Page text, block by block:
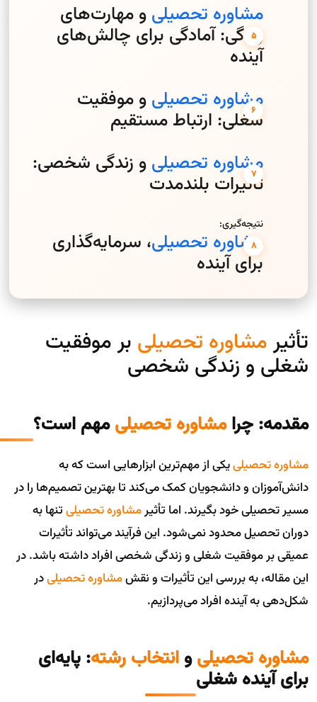
مشاوره تحصیلی و مهارت‌های
زندگی: آمادگی برای چالش‌های
آینده
مشاوره تحصیلی و موفقیت
شغلی: ارتباط مستقیم
مشاوره تحصیلی و زندگی شخصی:
تأثیرات بلندمدت
نتیجه‌گیری:
مشاوره تحصیلی، سرمایه‌گذاری
برای آینده
تأثیرمشاوره تحصیلی بر موفقیت
شغلی و زندگی شخصی
مقدمه: چرامشاوره تحصیلیمهم است؟
مشاوره تحصیلییکی از مهم‌ترین ابزارهایی است که به
دانش‌آموزان و دانشجویان کمک می‌کند تا بهترین تصمیم‌ها را در
مسیر تحصیلی خود بگیرند. اما تأثیرمشاوره تحصیلیتنها به
دوران تحصیل محدود نمی‌شود. این فرآیند می‌تواند تأثیرات
عمیقی بر موفقیت شغلی و زندگی شخصی افراد داشته باشد. در
این مقاله، به بررسی این تأثیرات و نقشمشاوره تحصیلیدر
شکل‌دهی به آینده افراد می‌پردازیم.
مشاوره تحصیلیو انتخاب رشته: پایه‌ای
برای آینده شغلی